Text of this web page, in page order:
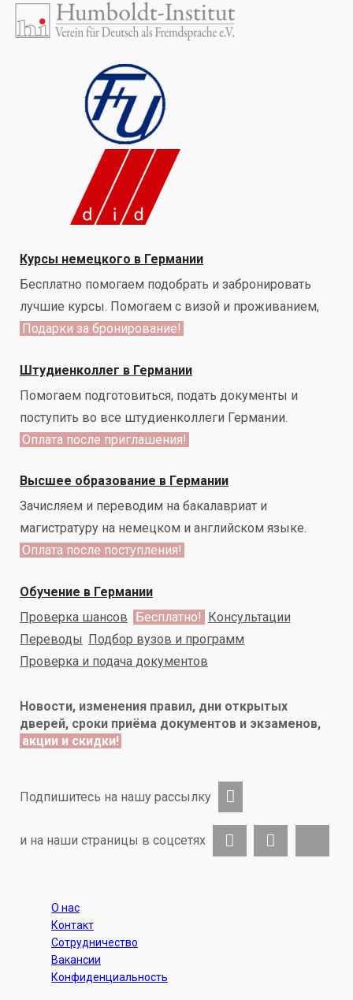
Курсы немецкого в Германии
Бесплатно помогаем подобрать и забронировать
лучшие курсы. Помогаем с визой и проживанием,
Подарки за бронирование!
Штудиенколлег в Германии
Помогаем подготовиться, подать документы и
поступить во все штудиенколлеги Германии.
Оплата после приглашения!
Высшее образование в Германии
Зачисляем и переводим на бакалавриат и
магистратуру на немецком и английском языке.
Оплата после поступления!
Обучение в Германии
Проверка шансов
Бесплатно! Консультации
Переводы Подбор вузов и программ
Проверка и подача документов
Новости, изменения правил, дни открытых
дверей, сроки приёма документов и экзаменов,
акции и скидки!
Подпишитесь на нашу рассылку
и на наши страницы в соцсетях
О нас
Контакт
Сотрудничество
Вакансии
Конфиденциальность